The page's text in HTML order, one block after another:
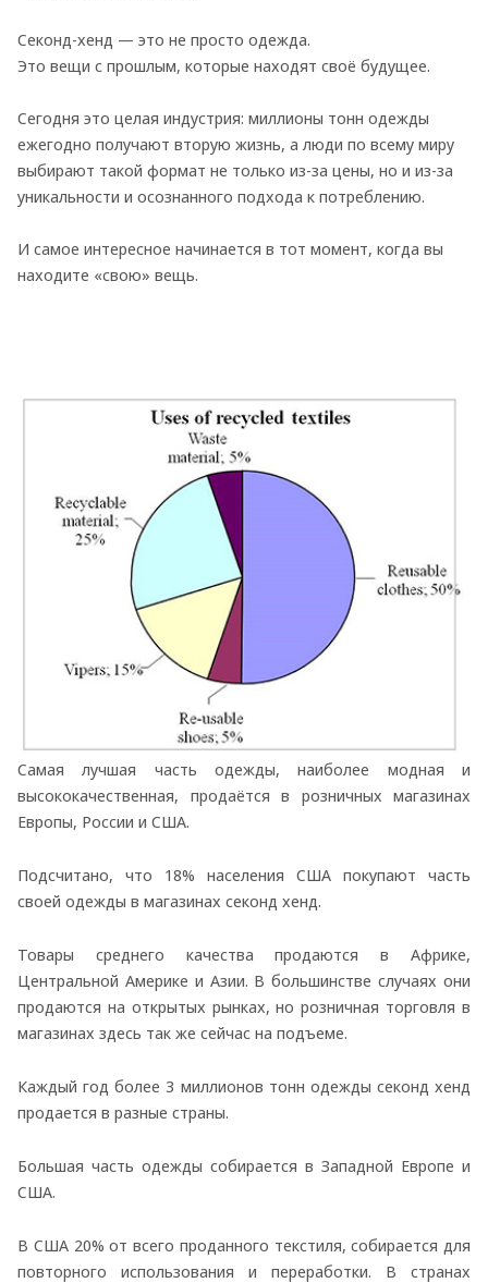
Секонд-хенд — это не просто одежда.
Это вещи с прошлым, которые находят своё будущее.
Сегодня это целая индустрия: миллионы тонн одежды
ежегодно получают вторую жизнь, а люди по всему миру
выбирают такой формат не только из-за цены, но и из-за
уникальности и осознанного подхода к потреблению.
И самое интересное начинается в тот момент, когда вы
находите «свою» вещь.
Самая лучшая часть одежды, наиболее модная и
высококачественная, продаётся в розничных магазинах
Европы, России и США.
Подсчитано, что 18% населения США покупают часть
своей одежды в магазинах секонд хенд.
Товары среднего качества продаются в Африке,
Центральной Америке и Азии. В большинстве случаях они
продаются на открытых рынках, но розничная торговля в
магазинах здесь так же сейчас на подъеме.
Каждый год более 3 миллионов тонн одежды секонд хенд
продается в разные страны.
Большая часть одежды собирается в Западной Европе и
США.
В США 20% от всего проданного текстиля, собирается для
повторного использования и переработки. В странах